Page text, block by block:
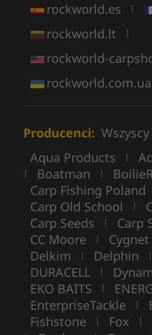
rockworld.es |
rockworld.lt |
rockworld-
rockworld.com.ua
Producenci: Wszyscy
Aqua Products |
| Boatman |
Carp Fishing Poland
Carp Old School |
Carp Seeds | Carp
CC Moore | Cygnet
Delkim | Delphin |
DURACELL |
EKO BAITS |
EnterpriseTackle |
Fishstone | Fox |